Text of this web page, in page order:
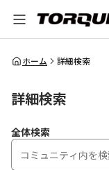
全体検索
ホーム 詳細検索
詳細検索
全体検索